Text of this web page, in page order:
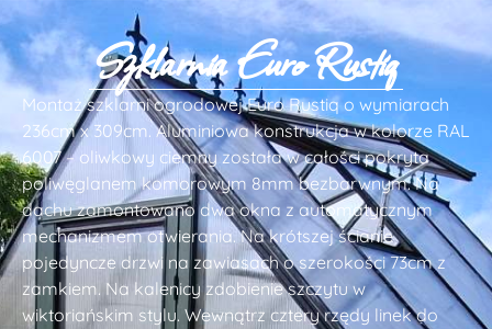
Szklarnia Euro Rustiq
Montaż szklarni ogrodowej Euro Rustiq o wymiarach
236cm x 309cm. Aluminiowa konstrukcja w kolorze RAL
6007 – oliwkowy ciemny została w całości pokryta
poliwęglanem komorowym 8mm bezbarwnym. Na
dachu zamontowano dwa okna z automatycznym
mechanizmem otwierania. Na krótszej ścianie
pojedyncze drzwi na zawiasach o szerokości 73cm z
zamkiem. Na kalenicy zdobienie szczytu w
wiktoriańskim stylu. Wewnątrz cztery rzędy linek do